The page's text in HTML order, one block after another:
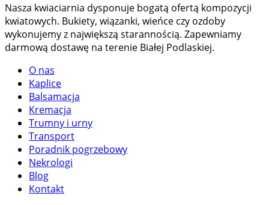
Nasza kwiaciarnia dysponuje bogatą ofertą kompozycji
kwiatowych. Bukiety, wiązanki, wieńce czy ozdoby
wykonujemy z największą starannością. Zapewniamy
darmową dostawę na terenie Białej Podlaskiej.
O nas
Kaplice
Balsamacja
Kremacja
Trumny i urny
Transport
Poradnik pogrzebowy
Nekrologi
Blog
Kontakt